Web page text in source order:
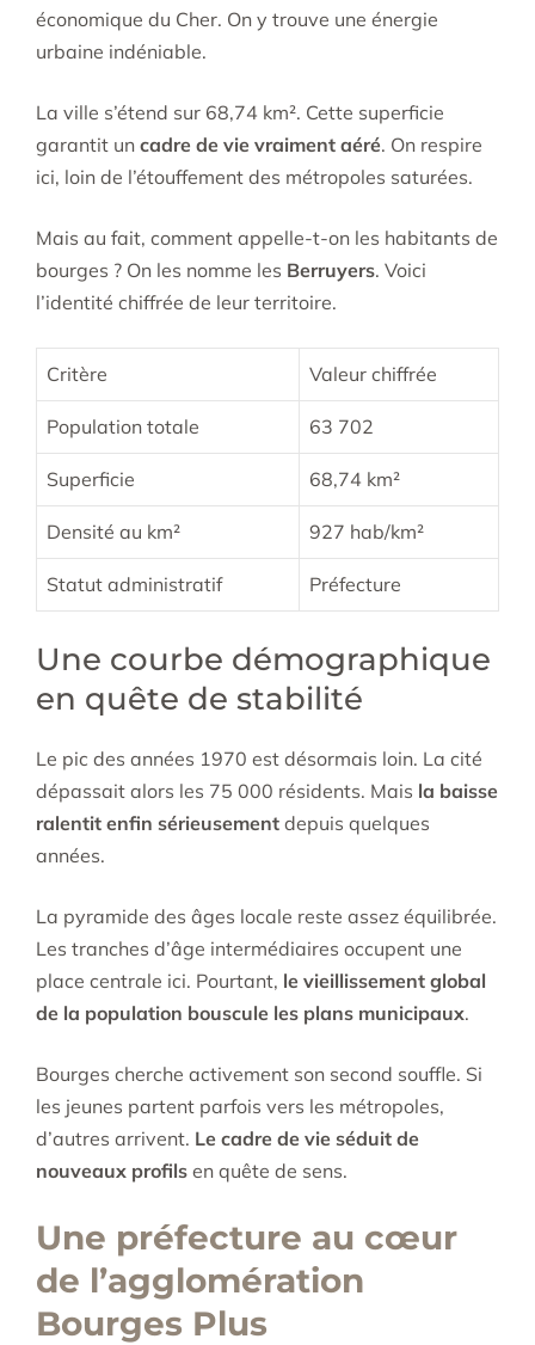
économique du Cher. On y trouve une énergie
urbaine indéniable.
La ville s’étend sur 68,74 km². Cette superficie
garantit un cadre de vie vraiment aéré. On respire
ici, loin de l’étouffement des métropoles saturées.
Mais au fait, comment appelle-t-on les habitants de
bourges ? On les nomme les Berruyers. Voici
l’identité chiffrée de leur territoire.
Critère Valeur chiffrée
Population totale 63 702
Superficie 68,74 km²
Densité au km² 927 hab/km²
Statut administratif Préfecture
Une courbe démographique
en quête de stabilité
Le pic des années 1970 est désormais loin. La cité
dépassait alors les 75 000 résidents. Mais la baisse
ralentit enfin sérieusement depuis quelques
années.
La pyramide des âges locale reste assez équilibrée.
Les tranches d’âge intermédiaires occupent une
place centrale ici. Pourtant, le vieillissement global
de la population bouscule les plans municipaux.
Bourges cherche activement son second souffle. Si
les jeunes partent parfois vers les métropoles,
d’autres arrivent. Le cadre de vie séduit de
nouveaux profils en quête de sens.
Une préfecture au cœur
de l’agglomération
Bourges Plus